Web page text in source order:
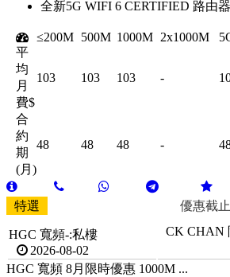
全新5G WIFI 6 CERTIFIED 路由
≤200M 500M 1000M 2x1000M
平
均
月
費$
103 103 103 -
合
約
期
(月)
48 48 48 -
特選 優惠截
HGC 寬頻-:私樓
2026-08-02
CK CHAN
HGC 寬頻 8月限時優惠 1000M ...